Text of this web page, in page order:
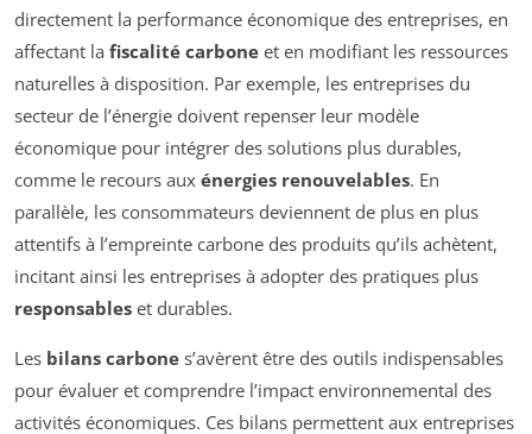
directement la performance économique des entreprises, en
affectant la fiscalité carbone et en modifiant les ressources
naturelles à disposition. Par exemple, les entreprises du
secteur de l’énergie doivent repenser leur modèle
économique pour intégrer des solutions plus durables,
comme le recours aux énergies renouvelables. En
parallèle, les consommateurs deviennent de plus en plus
attentifs à l’empreinte carbone des produits qu’ils achètent,
incitant ainsi les entreprises à adopter des pratiques plus
responsables et durables.
Les bilans carbone s’avèrent être des outils indispensables
pour évaluer et comprendre l’impact environnemental des
activités économiques. Ces bilans permettent aux entreprises